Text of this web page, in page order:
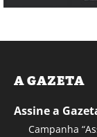
A GAZETA
Assine a
Campanha